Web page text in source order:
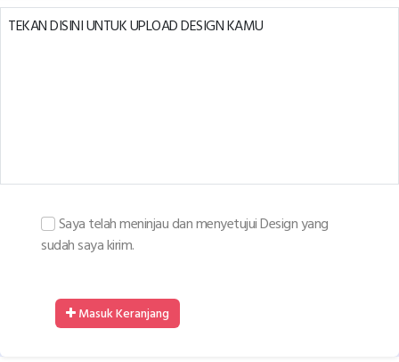
TEKAN DISINI UNTUK UPLOAD DESIGN KAMU
Saya telah meninjau dan menyetujui Design yang
sudah saya kirim.
Masuk Keranjang